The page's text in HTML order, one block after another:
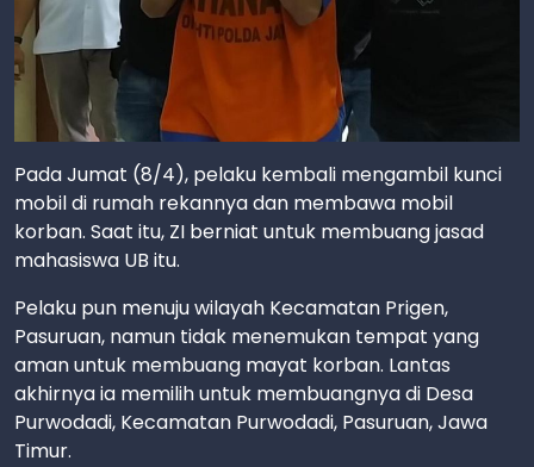
Pada Jumat (8/4), pelaku kembali mengambil kunci
mobil di rumah rekannya dan membawa mobil
korban. Saat itu, ZI berniat untuk membuang jasad
mahasiswa UB itu.
Pelaku pun menuju wilayah Kecamatan Prigen,
Pasuruan, namun tidak menemukan tempat yang
aman untuk membuang mayat korban. Lantas
akhirnya ia memilih untuk membuangnya di Desa
Purwodadi, Kecamatan Purwodadi, Pasuruan, Jawa
Timur.